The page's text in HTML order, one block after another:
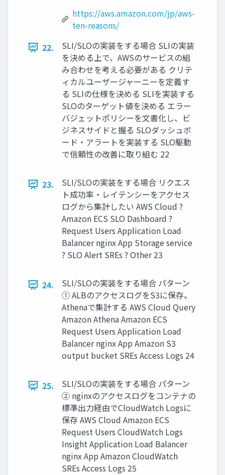
https://aws.amazon.com/jp/aws-
ten-reasons/
22.
SLI/SLOの実装をする場合 SLIの実装
を決める上で、AWSのサービスの組
み合わせを考える必要がある クリテ
ィカルユーザージャーニーを定義す
る SLIの仕様を決める SLIを実装する
SLOのターゲット値を決める エラー
バジェットポリシーを文書化し、ビ
ジネスサイドと握る SLOダッシュボ
ード・アラートを実装する SLO駆動
で信頼性の改善に取り組む 22
23.
SLI/SLOの実装をする場合 リクエス
ト成功率・レイテンシーをアクセス
ログから集計したい AWS Cloud ?
Amazon ECS SLO Dashboard ?
Request Users Application Load
Balancer nginx App Storage service
? SLO Alert SREs ? Other 23
24.
SLI/SLOの実装をする場合 パターン
① ALBのアクセスログをS3に保存。
Athenaで集計する AWS Cloud Query
Amazon Athena Amazon ECS
Request Users Application Load
Balancer nginx App Amazon S3
output bucket SREs Access Logs 24
25.
SLI/SLOの実装をする場合 パターン
② nginxのアクセスログをコンテナの
標準出力経由でCloudWatch Logsに
保存 AWS Cloud Amazon ECS
Request Users CloudWatch Logs
Insight Application Load Balancer
nginx App Amazon CloudWatch
SREs Access Logs 25